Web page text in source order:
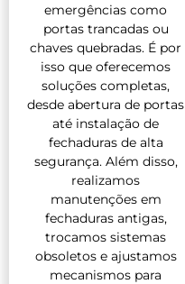
emergências como
portas trancadas ou
chaves quebradas. É por
isso que oferecemos
soluções completas,
desde abertura de portas
até instalação de
fechaduras de alta
segurança. Além disso,
realizamos
manutenções em
fechaduras antigas,
trocamos sistemas
obsoletos e ajustamos
mecanismos para